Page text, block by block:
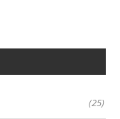
(25)